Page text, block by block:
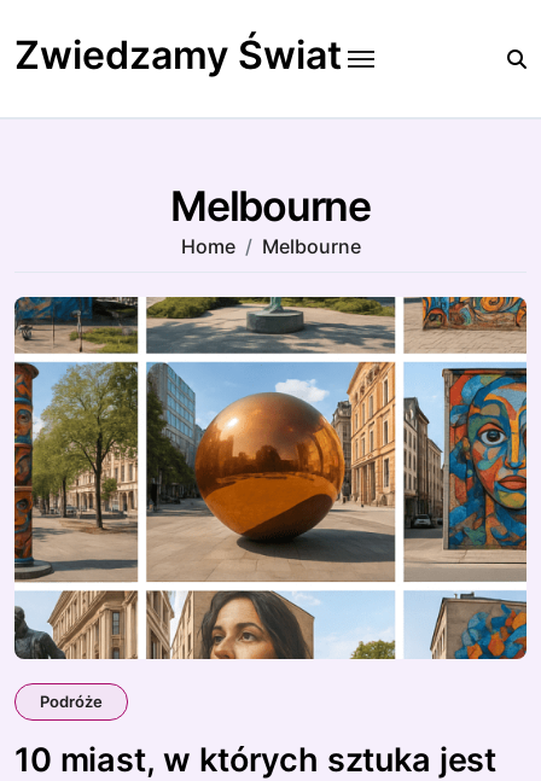
to
content
Zwiedzamy Świat
Melbourne
Home Melbourne
Podróże
10 miast, w których sztuka jest